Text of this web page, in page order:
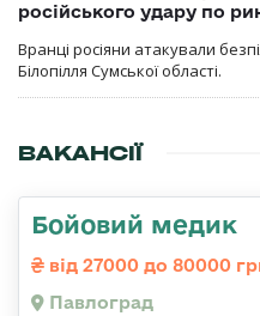
російського удару по
Вранці росіяни атакували
Білопілля Сумської області.
ВАКАНСІЇ
Бойовий медик
від 27000 до 80000
Павлоград